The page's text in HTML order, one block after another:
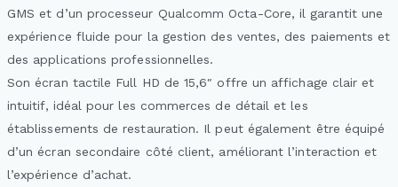
GMS et d’un processeur Qualcomm Octa-Core, il garantit une
expérience fluide pour la gestion des ventes, des paiements et
des applications professionnelles.
Son écran tactile Full HD de 15,6″ offre un affichage clair et
intuitif, idéal pour les commerces de détail et les
établissements de restauration. Il peut également être équipé
d’un écran secondaire côté client, améliorant l’interaction et
l’expérience d’achat.